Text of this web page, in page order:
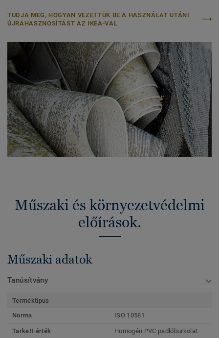
TUDJA MEG, HOGYAN VEZETTÜK BE A HASZNÁLAT UTÁNI
ÚJRAHASZNOSÍTÁST AZ IKEA-VAL
Műszaki és környezetvédelmi
előírások.
Műszaki adatok
Tanúsítvány
Terméktípus
Norma
ISO 10581
Tarkett-érték Homogén PVC padlóburkolat